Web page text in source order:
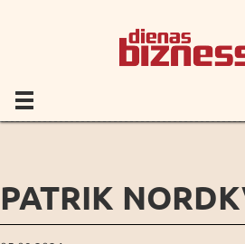
PATRIK